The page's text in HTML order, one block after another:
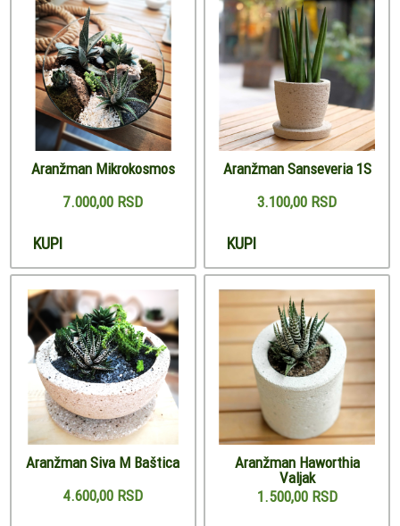
Aranžman Mikrokosmos
7.000,00 RSD
KUPI
Aranžman Sanseveria 1S
3.100,00 RSD
KUPI
Aranžman Siva M Baštica
4.600,00 RSD
Aranžman Haworthia
Valjak
1.500,00 RSD